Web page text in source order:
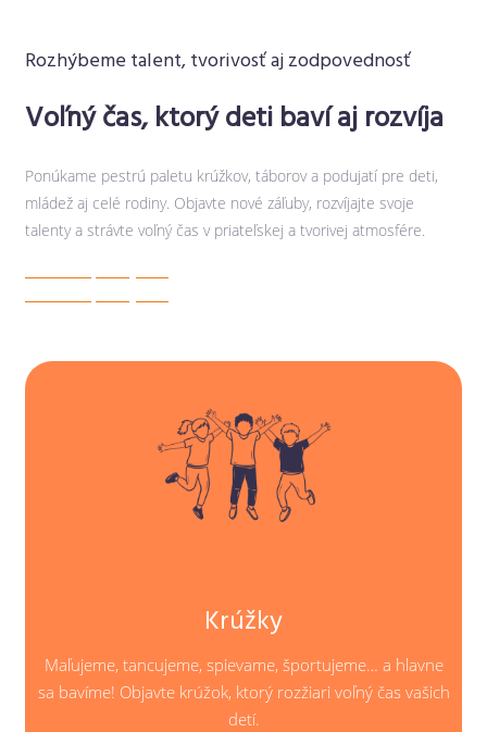
Rozhýbeme talent, tvorivosť aj zodpovednosť
Voľný čas, ktorý deti baví aj rozvíja
Ponúkame pestrú paletu krúžkov, táborov a podujatí pre deti,
mládež aj celé rodiny. Objavte nové záľuby, rozvíjajte svoje
talenty a strávte voľný čas v priateľskej a tvorivej atmosfére.
Krúžky
Maľujeme, tancujeme, spievame, športujeme… a hlavne
sa bavíme! Objavte krúžok, ktorý rozžiari voľný čas vašich
detí.